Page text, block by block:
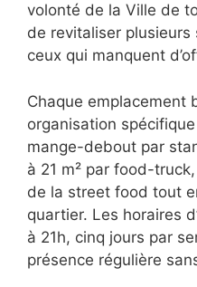
volonté de la Ville de
de revitaliser
ceux qui manquent
Chaque emplacement
organisation
mange-debout par
à 21 m² par food-
de la street food tout
quartier. Les horaires
à 21h, cinq jours par
présence régulière